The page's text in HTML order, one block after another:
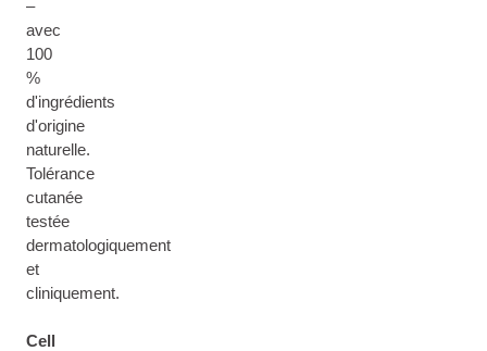
–
avec
100
%
d'ingrédients
d'origine
naturelle.
Tolérance
cutanée
testée
dermatologiquement
et
cliniquement.
Cell